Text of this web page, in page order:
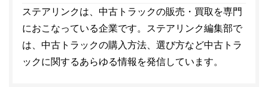
ステアリンクは、中古トラックの販売・買取を専門
におこなっている企業です。ステアリンク編集部で
は、中古トラックの購入方法、選び方など中古トラ
ックに関するあらゆる情報を発信しています。